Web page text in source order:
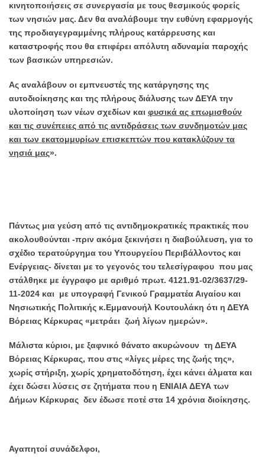
κινητοποιήσεις σε συνεργασία με τους θεσμικούς φορείς
των νησιών μας. Δεν θα αναλάβουμε την ευθύνη εφαρμογής
της προδιαγεγραμμένης πλήρους κατάρρευσης και
καταστροφής που θα επιφέρει απόλυτη αδυναμία παροχής
των βασικών υπηρεσιών.
Ας αναλάβουν οι εμπνευστές της κατάργησης της
αυτοδιοίκησης και της πλήρους διάλυσης των ΔΕΥΑ την
υλοποίηση των νέων σχεδίων και φυσικά ας επωμισθούν
και τις συνέπειες από τις αντιδράσεις των συνδημοτών μας
και των εκατομμυρίων επισκεπτών που κατακλύζουν τα
νησιά μας».
Πάντως μια γεύση από τις αντιδημοκρατικές πρακτικές που
ακολουθούνται -πριν ακόμα ξεκινήσει η διαβούλευση, για το
σχέδιο τερατούργημα του Υπουργείου Περιβάλλοντος και
Ενέργειας- δίνεται με το γεγονός του τελεσίγραφου που μας
στάλθηκε με έγγραφο με αριθμό πρωτ. 4121.91-02/3637/29-
11-2024 και με υπογραφή Γενικού Γραμματέα Αιγαίου και
Νησιωτικής Πολιτικής κ.Εμμανουήλ Κουτουλάκη ότι η ΔΕΥΑ
Βόρειας Κέρκυρας «μετράει ζωή λίγων ημερών».
Μάλιστα κύριοι, με ξαφνικό θάνατο ακυρώνουν τη ΔΕΥΑ
Βόρειας Κέρκυρας, που στις «λίγες μέρες της ζωής της»,
χωρίς στήριξη, χωρίς χρηματοδότηση, έχει κάνει άλματα και
έχει δώσει λύσεις σε ζητήματα που η ΕΝIΑΙΑ ΔΕΥΑ των
Δήμων Κέρκυρας δεν έδωσε ποτέ στα 14 χρόνια διοίκησης.
Αγαπητοί συνάδελφοι,